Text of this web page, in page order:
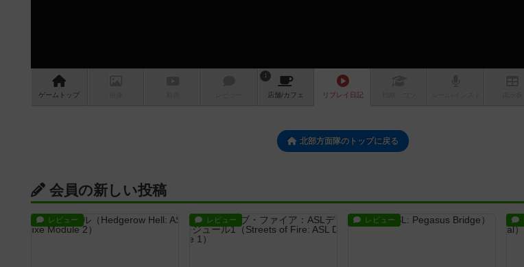
ゲーム トップ
1
店舗/カフェ リプレイ 日記
北部方面隊のトップに戻る
会員の新しい投稿
レビュー レビュー レビュー